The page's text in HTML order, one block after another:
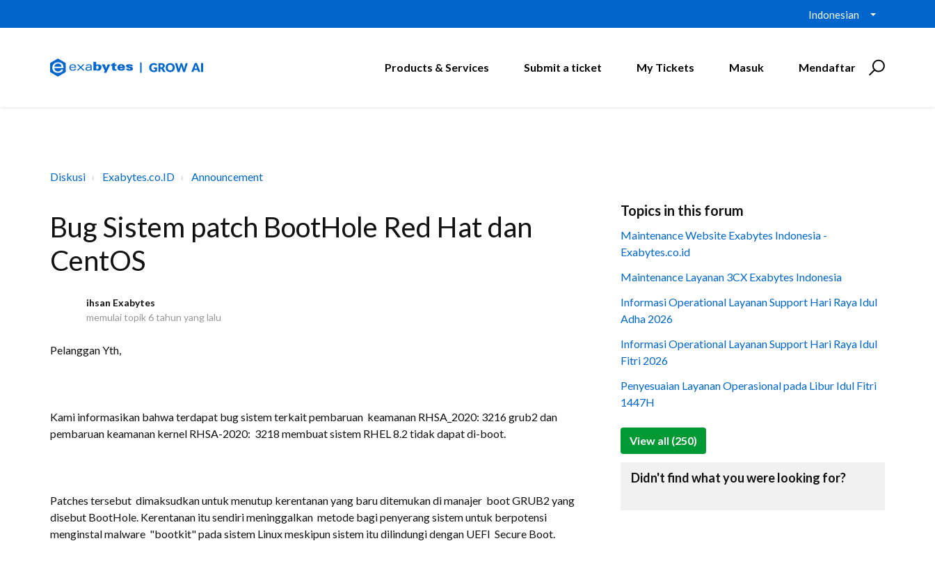
Indonesian
Products & Services Submit a ticket My Tickets Masuk Mendaftar
Diskusi Exabytes.co.ID Announcement
Bug Sistem patch BootHole Red Hat dan
CentOS
ihsan Exabytes
memulai topik 6 tahun yang lalu
Pelanggan Yth,
Kami informasikan bahwa terdapat bug sistem terkaitpembaruan keamanan RHSA_2020: 3216 grub2 dan
pembaruan keamanan kernel RHSA-2020: 3218 membuat sistem RHEL 8.2 tidak dapat di-boot.
Patches tersebut dimaksudkan untuk menutup kerentanan yang baru ditemukan di manajer boot GRUB2 yang
disebut BootHole. Kerentanan itu sendiri meninggalkan metode bagi penyerang sistem untuk berpotensi
menginstal malware "bootkit" pada sistem Linux meskipun sistem itu dilindungi dengan UEFI Secure Boot.
Topics in this forum
Maintenance Website Exabytes Indonesia -
Exabytes.co.id
Maintenance Layanan 3CX Exabytes Indonesia
Informasi Operational Layanan Support Hari Raya Idul
Adha 2026
Informasi Operational Layanan Support Hari Raya Idul
Fitri 2026
Penyesuaian Layanan Operasional pada Libur Idul Fitri
1447H
View all (250)
Didn't find what you were looking for?